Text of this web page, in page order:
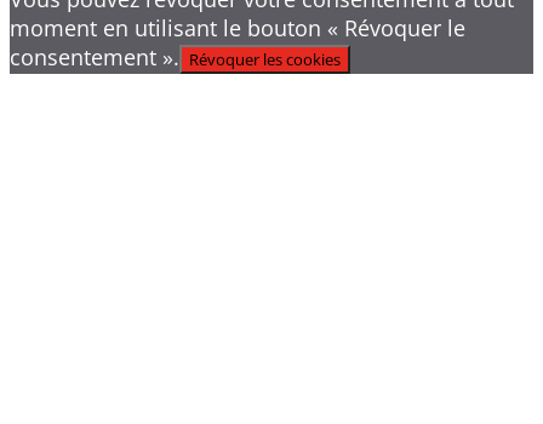
moment en utilisant le bouton « Révoquer le
consentement ». Révoquer les cookies